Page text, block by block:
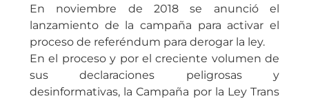
En noviembre de 2018 se anunció el
lanzamiento de la campaña para activar el
proceso de referéndum para derogar la ley.
En el proceso y por el creciente volumen de
sus declaraciones peligrosas y
desinformativas, la Campaña por la Ley Trans